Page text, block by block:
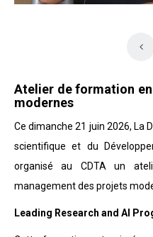
Atelier de formation
modernes
Ce dimanche 21 juin 2026, La
scientifique et du
organisé au CDTA un
management des projets
Leading Research and AI